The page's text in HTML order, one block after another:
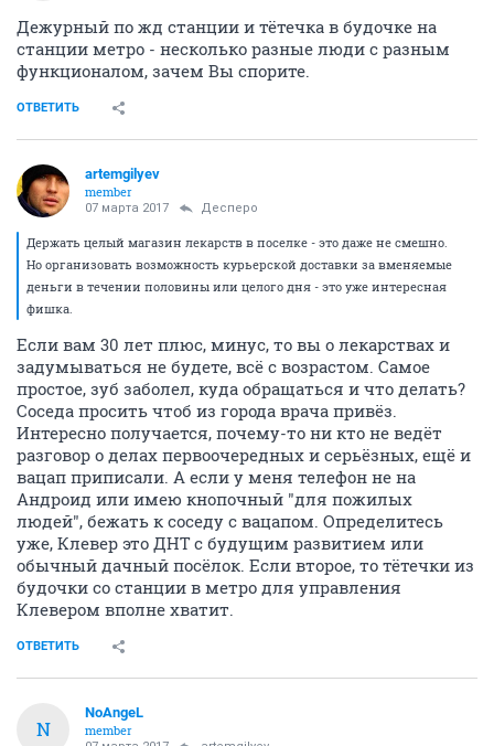
Дежурный по жд станции и тётечка в будочке на
станции метро - несколько разные люди с разным
функционалом, зачем Вы спорите.
ОТВЕТИТЬ
artemgilyev
member
07 марта 2017 Десперо
Держать целый магазин лекарств в поселке - это даже не смешно.
Но организовать возможность курьерской доставки за вменяемые
деньги в течении половины или целого дня - это уже интересная
фишка.
Если вам 30 лет плюс, минус, то вы о лекарствах и
задумываться не будете, всё с возрастом. Самое
простое, зуб заболел, куда обращаться и что делать?
Соседа просить чтоб из города врача привёз.
Интересно получается, почему-то ни кто не ведёт
разговор о делах первоочередных и серьёзных, ещё и
вацап приписали. А если у меня телефон не на
Андроид или имею кнопочный "для пожилых
людей", бежать к соседу с вацапом. Определитесь
уже, Клевер это ДНТ с будущим развитием или
обычный дачный посёлок. Если второе, то тётечки из
будочки со станции в метро для управления
Клевером вполне хватит.
ОТВЕТИТЬ
N
NoAngeL
member